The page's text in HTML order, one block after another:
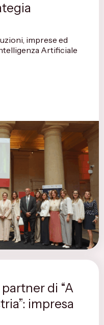
imprese ed
Artificiale
di “A
impresa